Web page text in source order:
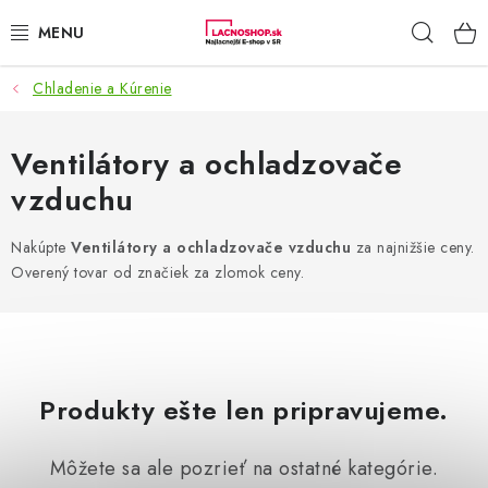
na
NAŠE AKCIE!
NAŠE NOVINKY!
POTRAVINY
DOMÁCNOSŤ
Chladenie a Kúrenie
Ventilátory a ochladzovače
vzduchu
Nakúpte Ventilátory a ochladzovače vzduchu za najnižšie ceny.
Overený tovar od značiek za zlomok ceny.
Produkty ešte len pripravujeme.
Môžete sa ale pozrieť na ostatné kategórie.